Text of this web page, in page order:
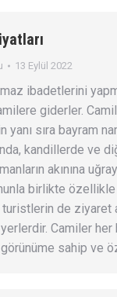
13 Eylül 2022
ibadetlerini
giderler.
yanı sıra bayram
kandillerde ve
akınına
birlikte
de ziyaret
Camiler her
görünüme sahip ve